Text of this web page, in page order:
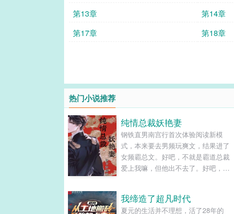
第13章
第14章
第17章
第18章
热门小说推荐
纯情总裁妖艳妻
钢铁直男南宫行首次体验阅读新模
式，本来要去男频玩爽文，结果进了
女频霸总文。好吧，不就是霸道总裁
爱上我嘛，但他出不去了。好吧，不
女主也来自现实世界吗?所以他说那些
我缔造了超凡时代
夏元的生活并不理想，活了28年的